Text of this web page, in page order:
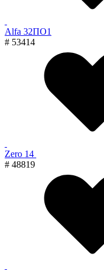
Alfa 32ПО1
# 53414
Zero 14
# 48819